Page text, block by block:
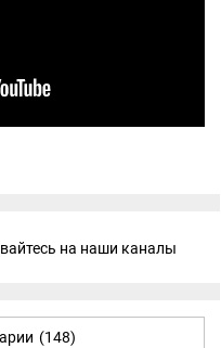
на наши каналы
(148)